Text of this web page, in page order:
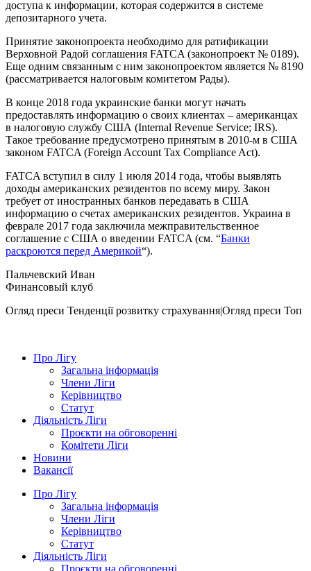
доступа к информации, которая содержится в системе
депозитарного учета.
Принятие законопроекта необходимо для ратификации
Верховной Радой соглашения FATCA (законопроект № 0189).
Еще одним связанным с ним законопроектом является № 8190
(рассматривается налоговым комитетом Рады).
В конце 2018 года украинские банки могут начать
предоставлять информацию о своих клиентах – американцах
в налоговую службу США (Internal Revenue Service; IRS).
Такое требование предусмотрено принятым в 2010-м в США
законом FATCA (Foreign Account Tax Compliance Act).
FATCA вступил в силу 1 июля 2014 года, чтобы выявлять
доходы американских резидентов по всему миру. Закон
требует от иностранных банков передавать в США
информацию о счетах американских резидентов. Украина в
феврале 2017 года заключила межправительственное
соглашение с США о введении FATCA (см. “Банки
раскроются перед Америкой“).
Пальчевский Иван
Финансовый клуб
Огляд преси Тенденції розвитку страхування|Огляд преси Топ
Про Лігу
Загальна інформація
Члени Ліги
Керівництво
Статут
Діяльність Ліги
Проєкти на обговоренні
Комітети Ліги
Новини
Вакансії
Про Лігу
Загальна інформація
Члени Ліги
Керівництво
Статут
Діяльність Ліги
Проєкти на обговоренні